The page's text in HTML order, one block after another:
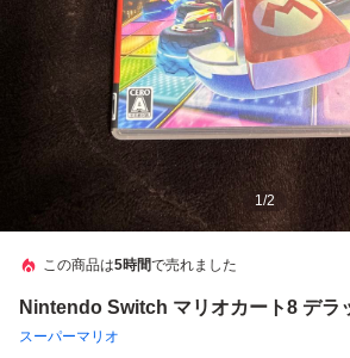
1/2
この商品は5時間で売れました
Nintendo Switch マリオカート8 デラ
スーパーマリオ